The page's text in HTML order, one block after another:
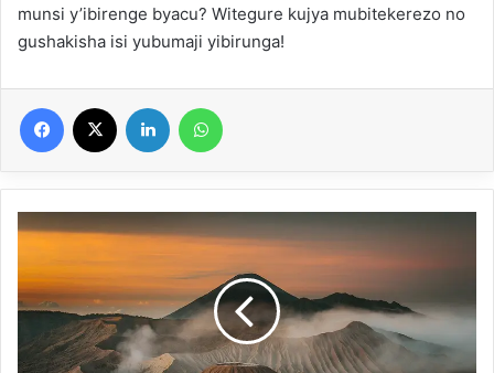
munsi y’ibirenge byacu? Witegure kujya mubitekerezo no
gushakisha isi yubumaji yibirunga!
Facebook Linkedin
Tasuma-
fanga
sɔrɔyɔrɔ
kabakoma